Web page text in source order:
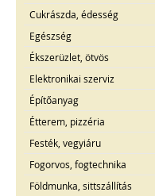
Cukrászda, édesség
Egészség
Ékszerüzlet, ötvös
Elektronikai szerviz
Építőanyag
Étterem, pizzéria
Festék, vegyiáru
Fogorvos, fogtechnika
Földmunka, sittszállítás